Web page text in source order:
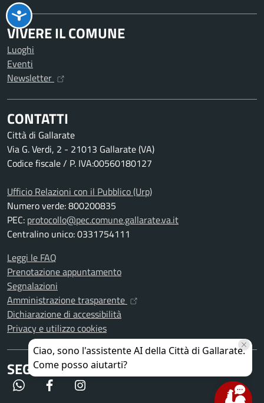
VIVERE IL COMUNE
Luoghi
Eventi
Newsletter
CONTATTI
Città di Gallarate
Via G. Verdi, 2 - 21013 Gallarate (VA)
Codice fiscale / P. IVA:00560180127
Ufficio Relazioni con il Pubblico (Urp)
Numero verde: 800200835
PEC: protocollo@pec.comune.gallarate.va.it
Centralino unico: 0331754111
Leggi le FAQ
Prenotazione appuntamento
Segnalazioni
Amministrazione trasparente
Dichiarazione di accessibilità
Privacy e utilizzo cookies
SEGUICI SU
WhatsApp Facebook